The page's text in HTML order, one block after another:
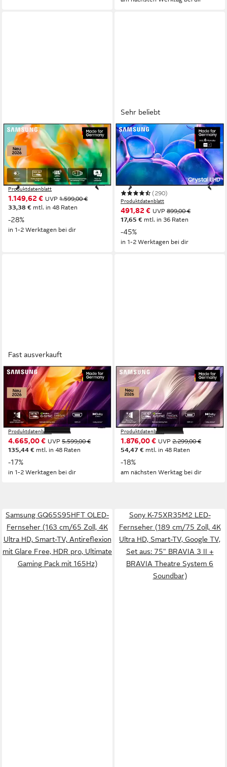
SAMSUNG
GU75M80HAU Mini-LED-
Fernseher
189 cm/75 Zoll Diagonale
Mini LED Bildschirmtechnologie
4K Ultra HD Auflösung
Produktdatenblatt
1.149,62 € UVP 1.599,00 €
33,38 € mtl. in 48 Raten
-28%
in 1-2 Werktagen bei dir
Sehr beliebt
SAMSUNG
GU65U7099FU LED-
Fernseher
163 cm/65 Zoll Diagonale
LED Bildschirmtechnologie
4K Ultra HD
Auflösung
(290)
Produktdatenblatt
491,82 € UVP 899,00 €
17,65 € mtl. in 36 Raten
-45%
in 1-2 Werktagen bei dir
Fast ausverkauft
SAMSUNG
GQ77S95HFT OLED-
Fernseher
195 cm/77 Zoll Diagonale
OLED Bildschirmtechnologie
4K Ultra HD Auflösung
Produktdatenblatt
4.665,00 € UVP 5.599,00 €
135,44 € mtl. in 48 Raten
-17%
in 1-2 Werktagen bei dir
SAMSUNG
GQ48S95HAE OLED-
Fernseher
120 cm/48 Zoll Diagonale
OLED Bildschirmtechnologie
4K Ultra HD Auflösung
Produktdatenblatt
1.876,00 € UVP 2.299,00 €
54,47 € mtl. in 48 Raten
-18%
am nächsten Werktag bei dir
Samsung GQ65S95HFT OLED-
Fernseher (163 cm/65 Zoll, 4K
Ultra HD, Smart-TV, Antireflexion
mit Glare Free, HDR pro, Ultimate
Gaming Pack mit 165Hz)
Sony K-75XR35M2 LED-
Fernseher (189 cm/75 Zoll, 4K
Ultra HD, Smart-TV, Google TV,
Set aus: 75" BRAVIA 3 II +
BRAVIA Theatre System 6
Soundbar)